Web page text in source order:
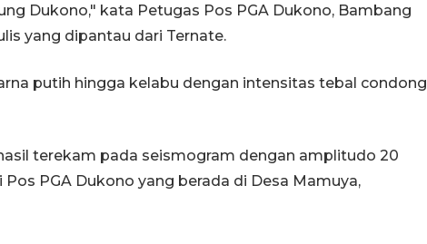
Dukono," kata Petugas Pos PGA Dukono, Bambang
yang dipantau dari Ternate.
putih hingga kelabu dengan intensitas tebal condong
terekam pada seismogram dengan amplitudo 20
PGA Dukono yang berada di Desa Mamuya,